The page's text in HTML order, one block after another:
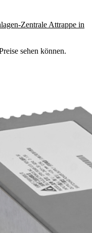
Zentrale Attrappe in
sehen können.